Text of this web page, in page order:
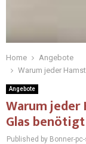
Home
Angebote
Warum jeder
Angebote
Warum
Glas benötigt
Published by Bonner-